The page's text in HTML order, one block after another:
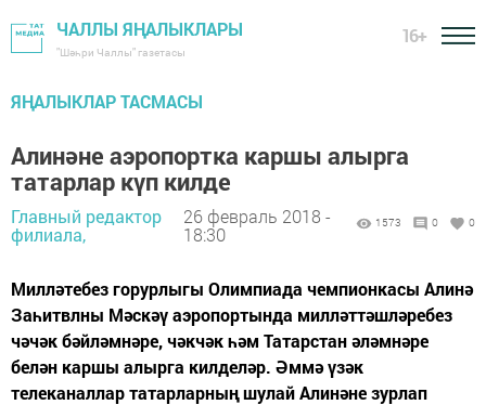
ЧАЛЛЫ ЯҢАЛЫКЛАРЫ
"Шәһри Чаллы" газетасы
16+
ЯҢАЛЫКЛАР ТАСМАСЫ
Алинәне аэропортка каршы алырга
татарлар күп килде
Главный редактор
филиала,
26 февраль 2018 -
18:30
1573 0 0
Милләтебез горурлыгы Олимпиада чемпионкасы Алинә
Заһитвлны Мәскәү аэропортында милләттәшләребез
чәчәк бәйләмнәре, чәкчәк һәм Татарстан әләмнәре
белән каршы алырга килделәр. Әммә үзәк
телеканаллар татарларның шулай Алинәне зурлап